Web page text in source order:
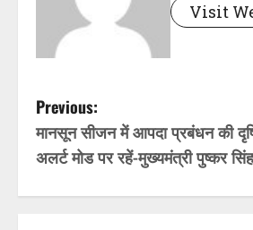
Visit
P
o
s
Previous:
मानसून सीजन में आपदा प्रबंधन की
अलर्ट मोड पर रहें-मुख्यमंत्री पुष्कर